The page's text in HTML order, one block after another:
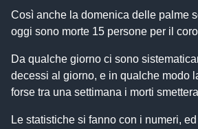
Così anche la domenica delle palme
oggi sono morte 15 persone per il
Da qualche giorno ci sono
decessi al giorno, e in qualche modo
forse tra una settimana i morti
Le statistiche si fanno con i numeri,